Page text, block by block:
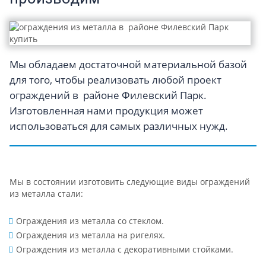
Мы обладаем достаточной материальной базой
для того, чтобы реализовать любой проект
ограждений в районе Филевский Парк.
Изготовленная нами продукция может
использоваться для самых различных нужд.
Мы в состоянии изготовить следующие виды ограждений
из металла стали:
Ограждения из металла со стеклом.
Ограждения из металла на ригелях.
Ограждения из металла с декоративными стойками.